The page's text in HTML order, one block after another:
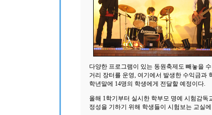
다양한 프로그램이 있는 동원축제도 빼놓을
거리 장터를 운영, 여기에서 발생한 수익금과
학년말에 14명의 학생에게 전달할 예정이다.
올해 1학기부터 실시한 학부모 명예 시험감
정성을 기하기 위해 학생들이 시험보는 교실